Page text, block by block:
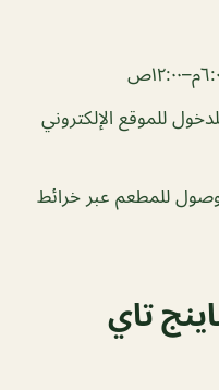
للموقع الإلكتروني
للمطعم عبر خرائط
تاي